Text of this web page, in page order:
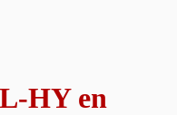
HY en